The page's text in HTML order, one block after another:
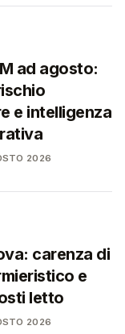
ad agosto:
e intelligenza
2026
carenza di
e
letto
2026